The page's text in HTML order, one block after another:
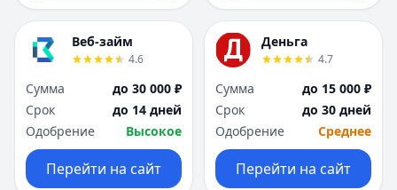
Веб-займ
4.6
Сумма
до 30 000 ₽
Срок
до 14 дней
Одобрение
Высокое
Перейти на сайт
Деньга
4.7
Сумма
до 15 000 ₽
Срок
до 30 дней
Одобрение
Среднее
Перейти на сайт